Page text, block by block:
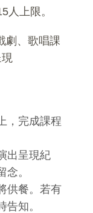
人上限。
劇、歌唱課
，完成課程
出呈現紀
。
供餐。若有
知。